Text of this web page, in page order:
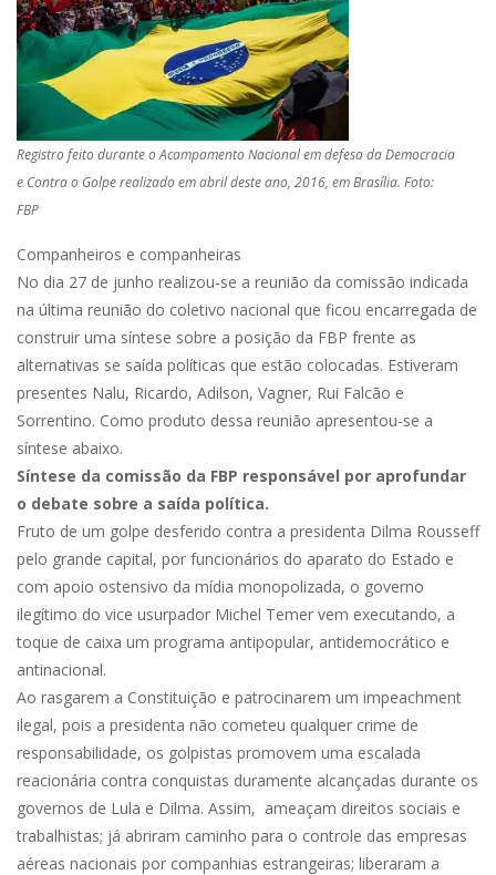
Registro feito durante o Acampamento Nacional em defesa da Democracia
e Contra o Golpe realizado em abril deste ano, 2016, em Brasília. Foto:
FBP
Companheiros e companheiras
No dia 27 de junho realizou-se a reunião da comissão indicada
na última reunião do coletivo nacional que ficou encarregada de
construir uma síntese sobre a posição da FBP frente as
alternativas se saída políticas que estão colocadas. Estiveram
presentes Nalu, Ricardo, Adilson, Vagner, Rui Falcão e
Sorrentino. Como produto dessa reunião apresentou-se a
síntese abaixo.
Síntese da comissão da FBP responsável por aprofundar
o debate sobre a saída política.
Fruto de um golpe desferido contra a presidenta Dilma Rousseff
pelo grande capital, por funcionários do aparato do Estado e
com apoio ostensivo da mídia monopolizada, o governo
ilegítimo do vice usurpador Michel Temer vem executando, a
toque de caixa um programa antipopular, antidemocrático e
antinacional.
Ao rasgarem a Constituição e patrocinarem um impeachment
ilegal, pois a presidenta não cometeu qualquer crime de
responsabilidade, os golpistas promovem uma escalada
reacionária contra conquistas duramente alcançadas durante os
governos de Lula e Dilma. Assim, ameaçam direitos sociais e
trabalhistas; já abriram caminho para o controle das empresas
aéreas nacionais por companhias estrangeiras; liberaram a